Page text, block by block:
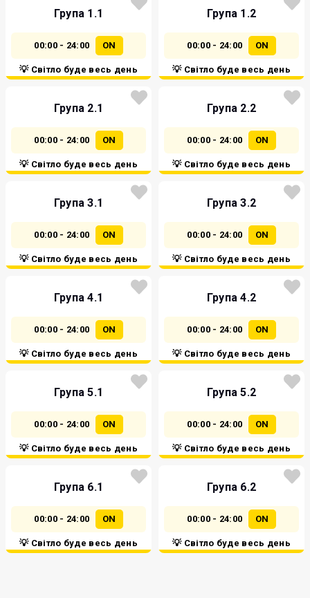
Група 1.1
00:00 - 24:00 ON
💡 Світло буде весь день
Група 1.2
00:00 - 24:00 ON
💡 Світло буде весь день
Група 2.1
00:00 - 24:00 ON
💡 Світло буде весь день
Група 2.2
00:00 - 24:00 ON
💡 Світло буде весь день
Група 3.1
00:00 - 24:00 ON
💡 Світло буде весь день
Група 3.2
00:00 - 24:00 ON
💡 Світло буде весь день
Група 4.1
00:00 - 24:00 ON
💡 Світло буде весь день
Група 4.2
00:00 - 24:00 ON
💡 Світло буде весь день
Група 5.1
00:00 - 24:00 ON
💡 Світло буде весь день
Група 5.2
00:00 - 24:00 ON
💡 Світло буде весь день
Група 6.1
00:00 - 24:00 ON
💡 Світло буде весь день
Група 6.2
00:00 - 24:00 ON
💡 Світло буде весь день